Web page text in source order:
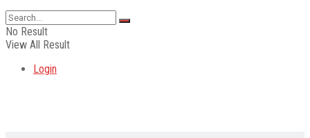
No Result
View All Result
Login